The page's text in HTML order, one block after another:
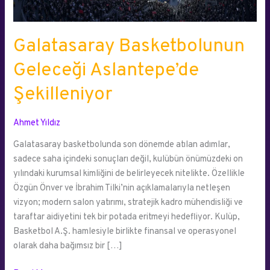
Galatasaray Basketbolunun
Geleceği Aslantepe’de
Şekilleniyor
Ahmet Yıldız
Galatasaray basketbolunda son dönemde atılan adımlar,
sadece saha içindeki sonuçları değil, kulübün önümüzdeki on
yılındaki kurumsal kimliğini de belirleyecek nitelikte. Özellikle
Özgün Önver ve İbrahim Tilki’nin açıklamalarıyla netleşen
vizyon; modern salon yatırımı, stratejik kadro mühendisliği ve
taraftar aidiyetini tek bir potada eritmeyi hedefliyor. Kulüp,
Basketbol A.Ş. hamlesiyle birlikte finansal ve operasyonel
olarak daha bağımsız bir […]